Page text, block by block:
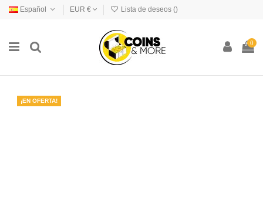
Español EUR € Lista de deseos ()
0
¡EN OFERTA!